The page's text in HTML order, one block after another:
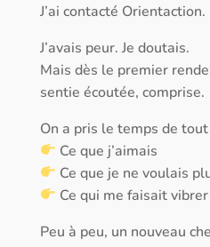
J’ai contacté Orientaction.
J’avais peur. Je doutais.
Mais dès le premier
sentie écoutée, comprise.
On a pris le temps de
Ce que j’aimais
Ce que je ne voulais
Ce qui me faisait vibrer
Peu à peu, un nouveau